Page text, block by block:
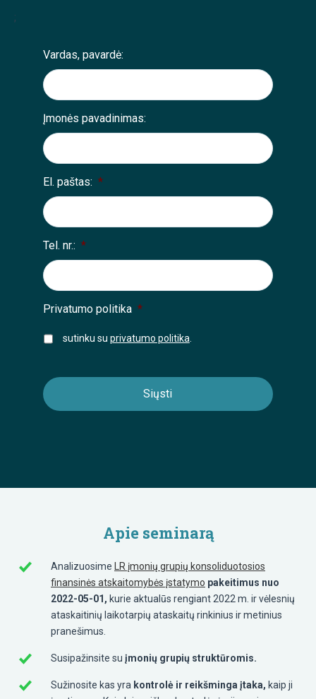
;
Vardas, pavardė:
Įmonės pavadinimas:
El. paštas: *
Tel. nr.: *
Privatumo politika *
sutinku su privatumo politika
Apie seminarą
Analizuosime
LR įmonių grupių konsoliduotosios
finansinės atskaitomybės įstatymo pakeitimus nuo
2022-05-01, kurie aktualūs rengiant 2022 m. ir vėlesnių
ataskaitinių laikotarpių ataskaitų rinkinius ir metinius
pranešimus.
Susipažinsite su įmonių grupių struktūromis.
Sužinosite kas yra kontrolė ir reikšminga įtaka, kaip ji